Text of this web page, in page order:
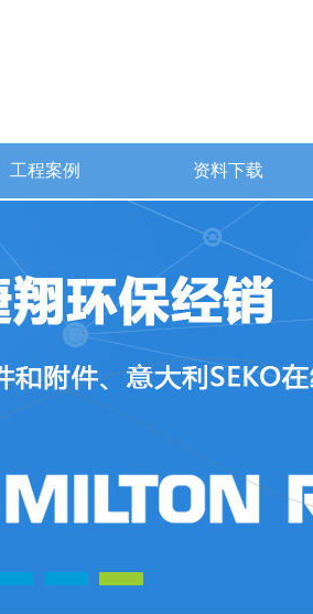
工程案例 资料下载